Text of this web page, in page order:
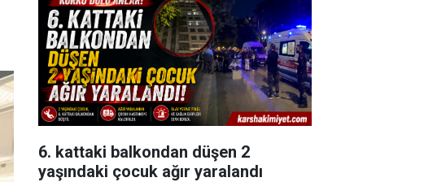
6. kattaki balkondan düşen 2
yaşındaki çocuk ağır yaralandı